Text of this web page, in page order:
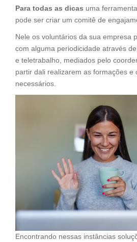
Para todas as dicas uma
pode ser criar um comitê de
Nele os voluntários da sua empresa
com alguma periodicidade através
e teletrabalho, mediados pelo
partir dali realizarem as formações e
necessários.
Encontrando nessas instâncias